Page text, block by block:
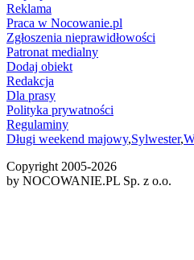
Reklama
Praca w Nocowanie.pl
Zgłoszenia nieprawidłowości
Patronat medialny
Dodaj obiekt
Redakcja
Dla prasy
Polityka prywatności
Regulaminy
Długi weekend majowy,Sylwester,
Copyright 2005-2026
by NOCOWANIE.PL Sp. z o.o.